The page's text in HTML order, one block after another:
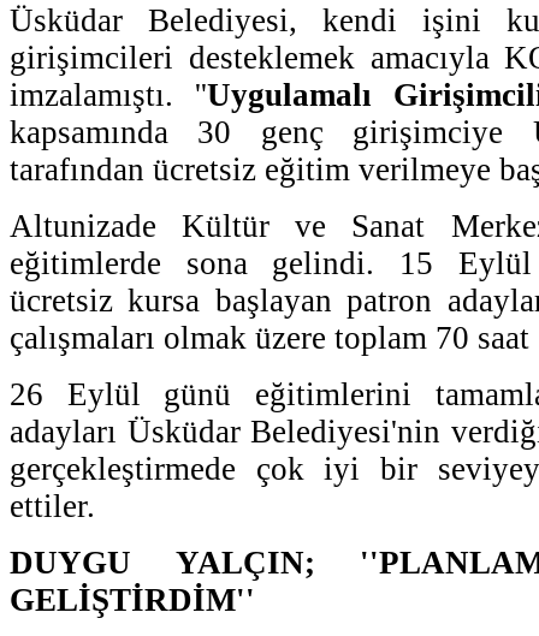
Üsküdar Belediyesi, kendi işini
girişimcileri desteklemek amacıyla
imzalamıştı. ''Uygulamalı
kapsamında 30 genç girişimciye
tarafından ücretsiz eğitim verilmeye
Altunizade Kültür ve Sanat
eğitimlerde sona gelindi. 15 Eylül
ücretsiz kursa başlayan patron
çalışmaları olmak üzere toplam 70
26 Eylül günü eğitimlerini
adayları Üsküdar Belediyesi'nin
gerçekleştirmede çok iyi bir
ettiler.
DUYGU YALÇIN;
GELİŞTİRDİM''